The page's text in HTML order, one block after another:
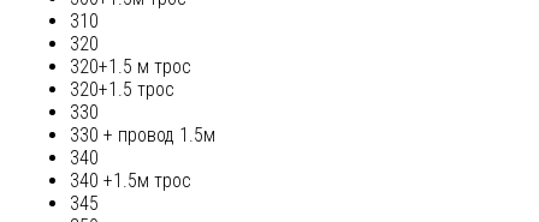
310
320
320+1.5 м трос
320+1.5 трос
330
330 + провод 1.5м
340
340 +1.5м трос
345